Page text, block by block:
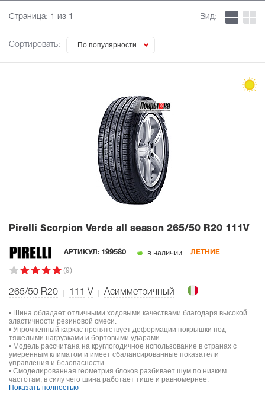
Страница: 1 из 1
Сортировать: По популярности
Вид:
Pirelli Scorpion Verde all season 265/50 R20 111V
АРТИКУЛ: 199580 в наличии ЛЕТНИЕ
(9)
265/50 R20 111 V Асимметричный
• Шина обладает отличными ходовыми качествами благодаря высокой
эластичности резиновой смеси.
• Упрочненный каркас препятствует деформации покрышки под
тяжелыми нагрузками и бортовыми ударами.
• Модель рассчитана на круглогодичное использование в странах с
умеренным климатом и имеет сбалансированные показатели
управления и безопасности.
• Смоделированная геометрия блоков разбивает шум по низким
частотам, в силу чего шина работает тише и равномернее.
Показать полностью